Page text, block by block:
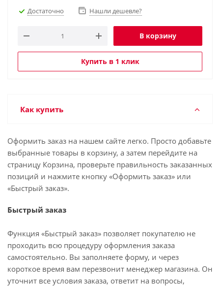
Достаточно Нашли дешевле?
В корзину
Купить в 1 клик
Как купить
Оформить заказ на нашем сайте легко. Просто добавьте
выбранные товары в корзину, а затем перейдите на
страницу Корзина, проверьте правильность заказанных
позиций и нажмите кнопку «Оформить заказ» или
«Быстрый заказ».
Быстрый заказ
Функция «Быстрый заказ» позволяет покупателю не
проходить всю процедуру оформления заказа
самостоятельно. Вы заполняете форму, и через
короткое время вам перезвонит менеджер магазина. Он
уточнит все условия заказа, ответит на вопросы,